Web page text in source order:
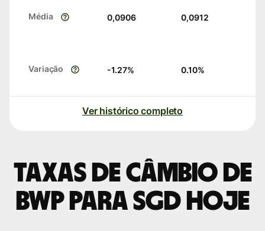
Média 0,0906 0,0912
Variação -1.27% 0.10%
Ver histórico completo
Taxas de câmbio de
BWP para SGD hoje